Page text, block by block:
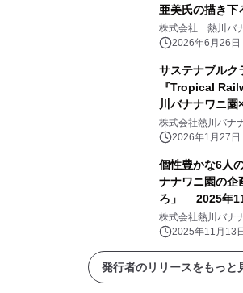
亜美氏の描き下
ントも
株式会社 熱川バ
2026年6月26日
サステナブルク
『Tropical
川バナナワニ園
共同開発
株式会社熱川バナ
2026年1月27日
個性豊かな6人
ナナワニ園の企
ろ」 2025年
3月8日(日)開催
株式会社熱川バナ
2025年11月13
発行者のリリースをもっと